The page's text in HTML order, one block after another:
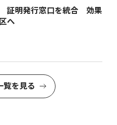
証明発行窓口を統合 効果
へ
覧を見る